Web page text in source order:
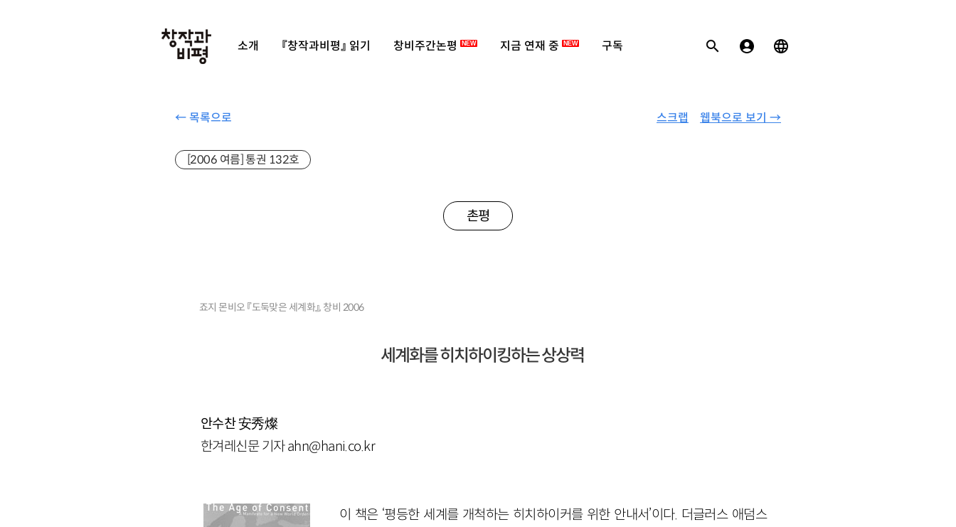
소개 『창작과비평』 읽기 창비주간논평 NEW 지금 연재 중 NEW 구독
← 목록으로 웹북으로 보기 →
스크랩
[2006 여름] 통권 132호
촌평
죠지 몬비오 『도둑맞은 세계화』, 창비 2006
세계화를 히치하이킹하는 상상력
안수찬安秀燦
한겨레신문 기자 ahn@hani.co.kr
이 책은 ‘평등한 세계를 개척하는 히치하이커를 위한 안내서’이다. 더글러스 애덤스